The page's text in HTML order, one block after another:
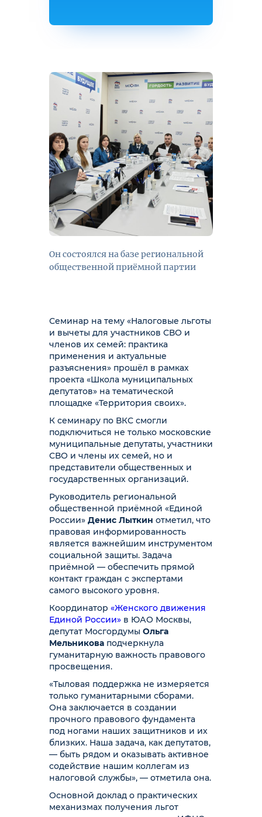
Он состоялся на базе региональной
общественной приёмной партии
Семинар на тему «Налоговые льготы
и вычеты для участников СВО и
членов их семей: практика
применения и актуальные
разъяснения» прошёл в рамках
проекта «Школа муниципальных
депутатов» на тематической
площадке «Территория своих».
К семинару по ВКС смогли
подключиться не только московские
муниципальные депутаты, участники
СВО и члены их семей, но и
представители общественных и
государственных организаций.
Руководитель региональной
общественной приёмной «Единой
России» Денис Лыткин отметил, что
правовая информированность
является важнейшим инструментом
социальной защиты. Задача
приёмной — обеспечить прямой
контакт граждан с экспертами
самого высокого уровня.
Координатор «Женского движения
Единой России» в ЮАО Москвы,
депутат Мосгордумы Ольга
Мельникова подчеркнула
гуманитарную важность правового
просвещения.
«Тыловая поддержка не измеряется
только гуманитарными сборами.
Она заключается в создании
прочного правового фундамента
под ногами наших защитников и их
близких. Наша задача, как депутатов,
— быть рядом и оказывать активное
содействие нашим коллегам из
налоговой службы», — отметила она.
Основной доклад о практических
механизмах получения льгот